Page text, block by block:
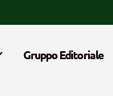
Gruppo Editoriale